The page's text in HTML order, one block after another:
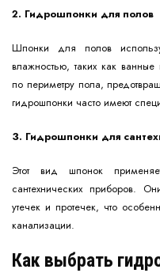
2. Гидрошпонки для полов
Шпонки для полов
влажностью, таких как
по периметру пола,
гидрошпонки часто имеют
3. Гидрошпонки для
Этот вид шпонок
сантехнических приборов.
утечек и протечек, что
канализации.
Как выбрать